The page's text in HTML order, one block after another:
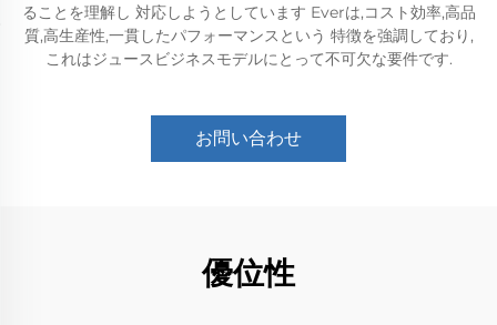
ることを理解し 対応しようとしています Everは,コスト効率,高品
質,高生産性,一貫したパフォーマンスという 特徴を強調しており,
これはジュースビジネスモデルにとって不可欠な要件です.
お問い合わせ
優位性